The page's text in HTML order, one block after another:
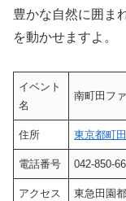
豊かな自然に囲ま
を動かせますよ。
イベント
名
南町田フ
住所 東京都町
電話番号 042-850-
アクセス 東急田園